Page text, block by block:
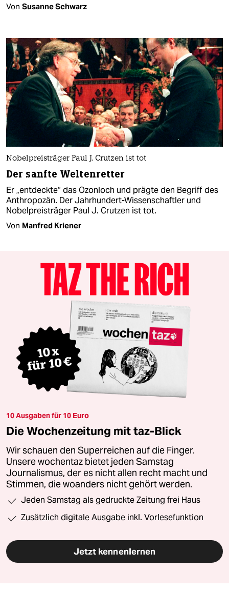
Von Susanne Schwarz
Nobelpreisträger Paul J. Crutzen ist tot
Der sanfte Weltenretter
Er „entdeckte“ das Ozonloch und prägte den Begriff des
Anthropozän. Der Jahrhundert-Wissenschaftler und
Nobelpreisträger Paul J. Crutzen ist tot.
Von Manfred Kriener
10 Ausgaben für 10 Euro
Die Wochenzeitung mit taz-Blick
Wir schauen den Superreichen auf die Finger.
Unsere wochentaz bietet jeden Samstag
Journalismus, der es nicht allen recht macht und
Stimmen, die woanders nicht gehört werden.
Jeden Samstag als gedruckte Zeitung frei Haus
Zusätzlich digitale Ausgabe inkl. Vorlesefunktion
Jetzt kennenlernen